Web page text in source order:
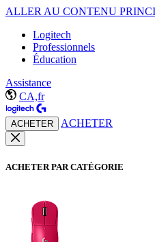
ALLER AU CONTENU
Logitech
Professionnels
Éducation
Assistance
CA,fr
ACHETER ACHETER
ACHETER PAR CATÉGORIE